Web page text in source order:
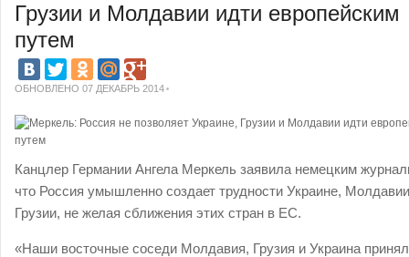
Грузии и Молдавии идти европейским
путем
ОБНОВЛЕНО 07 ДЕКАБРЬ 2014
Канцлер Германии Ангела Меркель заявила немецким
что Россия умышленно создает трудности Украине,
Грузии, не желая сближения этих стран в ЕС.
«Наши восточные соседи Молдавия, Грузия и Украина